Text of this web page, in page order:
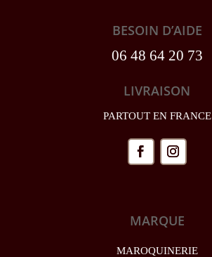
BESOIN D’AIDE
06 48 64 20 73
LIVRAISON
PARTOUT EN FRANCE
MARQUE
MAROQUINERIE